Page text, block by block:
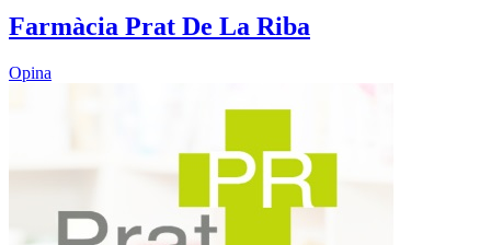
Farmàcia Prat De La Riba
Opina